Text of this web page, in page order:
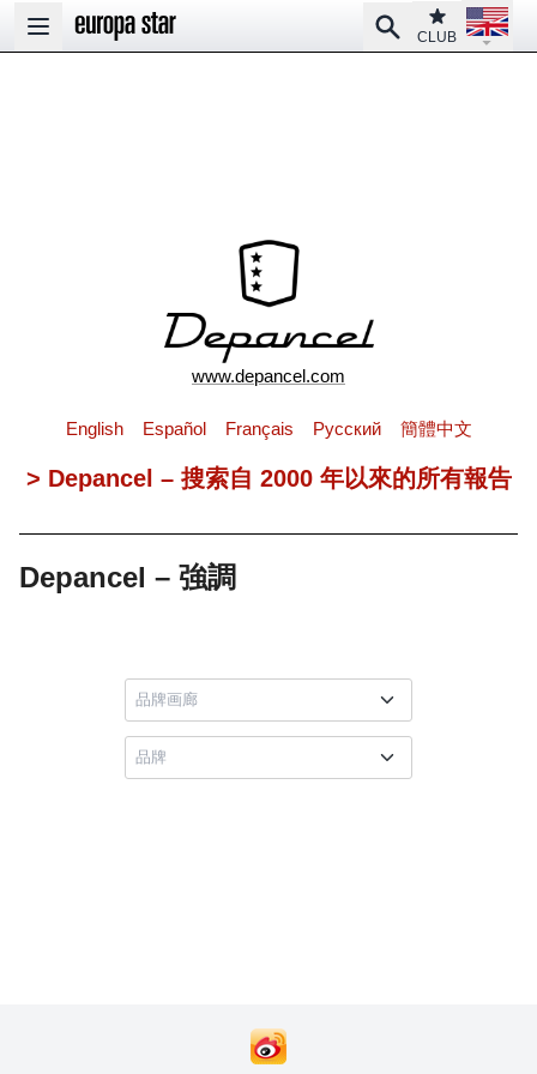
Open main menu
SearchClub
CLUB
Open
www.depancel.com
English Español Français Pусский 簡體中文
> Depancel – 搜索自 2000 年以來的所有報告
Depancel – 強調